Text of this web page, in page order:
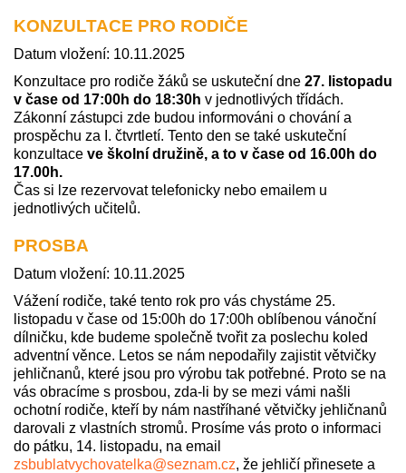
KONZULTACE PRO RODIČE
Datum vložení: 10.11.2025
Konzultace pro rodiče žáků se uskuteční dne 27. listopadu
v čase od 17:00h do 18:30h v jednotlivých třídách.
Zákonní zástupci zde budou informováni o chování a
prospěchu za I. čtvrtletí. Tento den se také uskuteční
konzultace ve školní družině, a to v čase od 16.00h do
17.00h.
Čas si lze rezervovat telefonicky nebo emailem u
jednotlivých učitelů.
PROSBA
Datum vložení: 10.11.2025
Vážení rodiče, také tento rok pro vás chystáme 25.
listopadu v čase od 15:00h do 17:00h oblíbenou vánoční
dílničku, kde budeme společně tvořit za poslechu koled
adventní věnce. Letos se nám nepodařily zajistit větvičky
jehličnanů, které jsou pro výrobu tak potřebné. Proto se na
vás obracíme s prosbou, zda-li by se mezi vámi našli
ochotní rodiče, kteří by nám nastříhané větvičky jehličnanů
darovali z vlastních stromů. Prosíme vás proto o informaci
do pátku, 14. listopadu, na email
zsbublatvychovatelka@seznam.cz, že jehličí přinesete a